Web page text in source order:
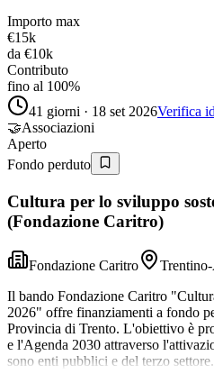
Importo max
€15k
da €10k
Contributo
fino al 100%
41 giorni · 18 set 2026Verifica
🤝Associazioni
Aperto
Fondo perduto
Cultura per lo sviluppo
(Fondazione Caritro)
Fondazione Caritro
Il bando Fondazione Caritro
2026" offre finanziamenti a fondo
Provincia di Trento. L'obiettivo è
e l'Agenda 2030 attraverso
sono enti pubblici e del terzo